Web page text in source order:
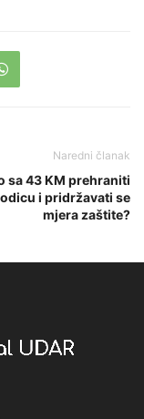
Naredni članak
sa 43 KM prehraniti
i pridržavati se
mjera zaštite?